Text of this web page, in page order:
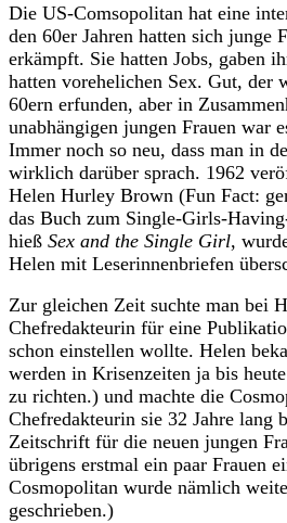
Die US-Comsopolitan hat eine
den 60er Jahren hatten sich junge
erkämpft. Sie hatten Jobs, gaben
hatten vorehelichen Sex. Gut, der
60ern erfunden, aber in
unabhängigen jungen Frauen war
Immer noch so neu, dass man in
wirklich darüber sprach. 1962
Helen Hurley Brown (Fun Fact:
das Buch zum Single-Girls-
hieß Sex and the Single Girl,
Helen mit Leserinnenbriefen
Zur gleichen Zeit suchte man bei
Chefredakteurin für eine
schon einstellen wollte. Helen
werden in Krisenzeiten ja bis
zu richten.) und machte die
Chefredakteurin sie 32 Jahre lang
Zeitschrift für die neuen jungen
übrigens erstmal ein paar Frauen
Cosmopolitan wurde nämlich
geschrieben.)